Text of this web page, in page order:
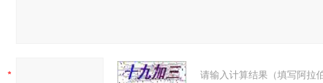
请输入计算结果（填写阿拉